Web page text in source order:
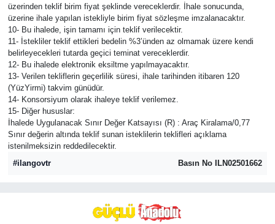
üzerinden teklif birim fiyat şeklinde vereceklerdir. İhale sonucunda,
üzerine ihale yapılan istekliyle birim fiyat sözleşme imzalanacaktır.
10- Bu ihalede, işin tamamı için teklif verilecektir.
11- İstekliler teklif ettikleri bedelin %3’ünden az olmamak üzere kendi
belirleyecekleri tutarda geçici teminat vereceklerdir.
12- Bu ihalede elektronik eksiltme yapılmayacaktır.
13- Verilen tekliflerin geçerlilik süresi, ihale tarihinden itibaren 120
(YüzYirmi) takvim günüdür.
14- Konsorsiyum olarak ihaleye teklif verilemez.
15- Diğer hususlar:
İhalede Uygulanacak Sınır Değer Katsayısı (R) : Araç Kiralama/0,77
Sınır değerin altında teklif sunan isteklilerin teklifleri açıklama
istenilmeksizin reddedilecektir.
#ilangovtr
Basın No ILN02501662